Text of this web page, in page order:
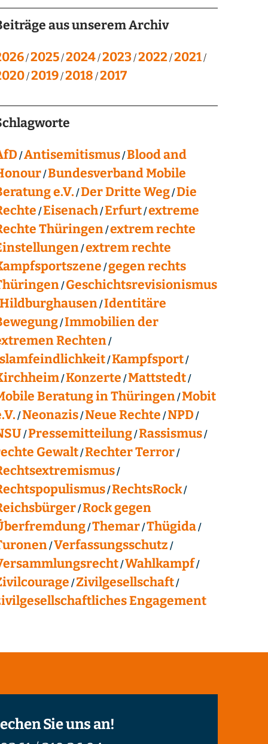
aus unserem Archiv
2025 2024 2023 2022 2021
2019 2018 2017
Antisemitismus Blood and
Bundesverband Mobile
e.V. Der Dritte Weg Die
Eisenach Erfurt extreme
Thüringen extrem rechte
extrem rechte
gegen rechts
Geschichtsrevisionismus
Identitäre
Immobilien der
Rechten
Kampfsport
Konzerte Mattstedt
Beratung in Thüringen Mobit
Neonazis Neue Rechte NPD
Pressemitteilung Rassismus
Gewalt Rechter Terror
RechtsRock
Rock gegen
Themar Thügida
Verfassungsschutz
Wahlkampf
Zivilgesellschaft
Engagement
Sie uns an!